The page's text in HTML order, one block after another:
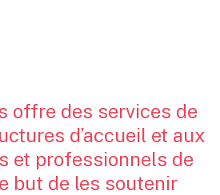
offre des services de
d’accueil et aux
et professionnels de
but de les soutenir